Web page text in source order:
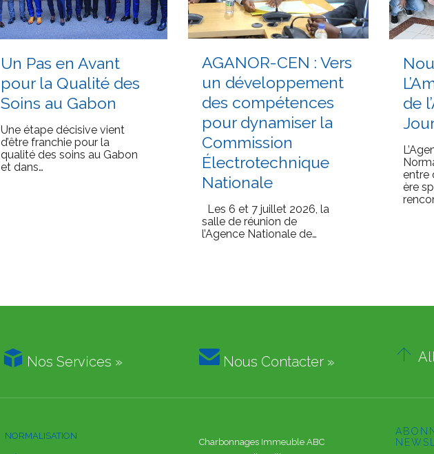
Un Pas en Avant
pour la Qualité des
Soins au Gabon
Une étape décisive vient
d’être franchie pour la
qualité des soins au Gabon
et dans…
AGANOR-CEN : Vers
un développement
des compétences
pour dynamiser la
Commission
Électrotechnique
Nationale
Les 6 et 7 juillet 2026, la
salle de réunion de
l’Agence Nationale de…
de
entre
ère
 Nos Services »  Nous Contacter » 
NORMALISATION
Charbonnages Immeuble ABC